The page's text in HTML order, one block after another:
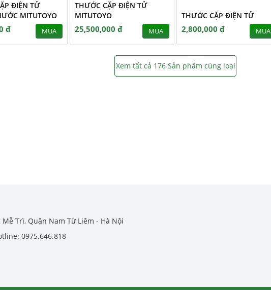
ĐIỆN TỬ
MITUTOYO
đ MUA
THƯỚC CẶP ĐIỆN TỬ
MITUTOYO
25,500,000 đ MUA
THƯỚC CẶP ĐIỆN TỬ
2,800,000 đ MUA
Xem tất cả 176 Sản phẩm cùng loại
Trì, Quận Nam Từ Liêm - Hà Nội
0975.646.818